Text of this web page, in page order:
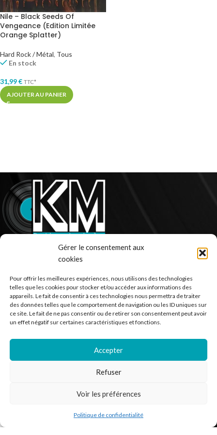
Gérer le consentement aux
cookies
Pour offrir les meilleures expériences, nous utilisons des technologies
telles que les cookies pour stocker et/ou accéder aux informations des
appareils. Le fait de consentir à ces technologies nous permettra de traiter
des données telles que le comportement de navigation ou les ID uniques sur
ce site. Le fait de ne pas consentir ou de retirer son consentement peut avoir
un effet négatif sur certaines caractéristiques et fonctions.
Accepter
Refuser
Voir les préférences
Politique de confidentialité
Nile – Black Seeds Of
Vengeance (Edition Limitée
Orange Splatter)
Hard Rock / Métal, Tous
En stock
31,99€ TTC*
AJOUTER AU PANIER
Ventes de vinyle en ligne - 33 et 45 tours.
France
Mail : contact@kilm-music.com
RECHERCHER DES PRODUITS
Mon compte